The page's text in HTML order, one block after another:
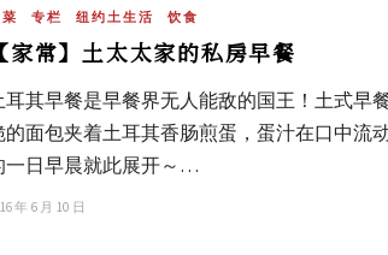
专栏 纽约土生活 饮食
家常】土太太家的私房早餐
耳其早餐是早餐界无人能敌的国王！土式早
的面包夹着土耳其香肠煎蛋，蛋汁在口中流
一日早晨就此展开～…
年 6 月 10 日